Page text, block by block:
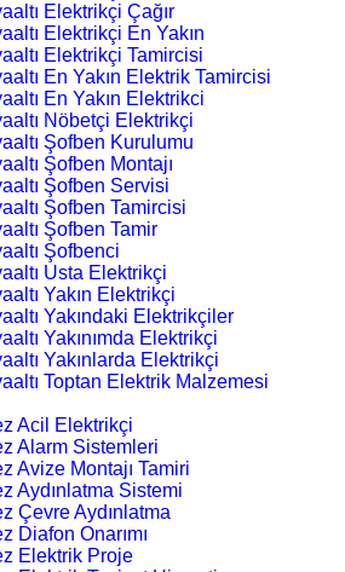
Elektrikçi Çağır
Elektrikçi En Yakın
Elektrikçi Tamircisi
En Yakın Elektrik Tamircisi
En Yakın Elektrikci
Nöbetçi Elektrikçi
Şofben Kurulumu
Şofben Montajı
Şofben Servisi
Şofben Tamircisi
Şofben Tamir
Şofbenci
Usta Elektrikçi
Yakın Elektrikçi
Yakındaki Elektrikçiler
Yakınımda Elektrikçi
Yakınlarda Elektrikçi
Toptan Elektrik Malzemesi
Acil Elektrikçi
Alarm Sistemleri
Avize Montajı Tamiri
Aydınlatma Sistemi
Çevre Aydınlatma
Diafon Onarımı
Elektrik Proje